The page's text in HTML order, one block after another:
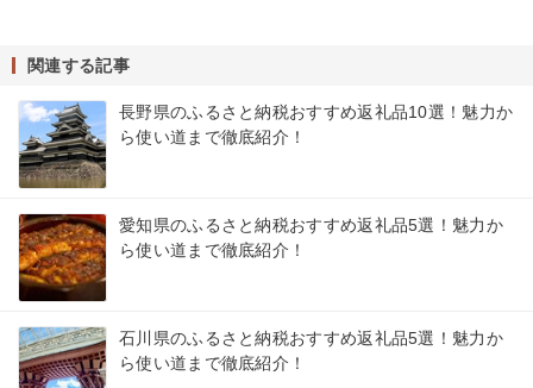
関連する記事
長野県のふるさと納税おすすめ返礼品10選！魅力か
ら使い道まで徹底紹介！
愛知県のふるさと納税おすすめ返礼品5選！魅力か
ら使い道まで徹底紹介！
石川県のふるさと納税おすすめ返礼品5選！魅力か
ら使い道まで徹底紹介！